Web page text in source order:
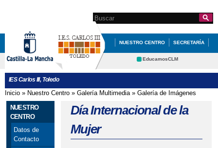
contenido
principal
Formulario de
búsqueda
Search this site
NUESTRO CENTRO SECRETARÍA
DOCUMENTACIÓN INFÓRMATE
REVISTA DEL IES CARLOS III
EducamosCLM
Deportes CRFP
Contacto
IES Carlos III, Toledo
Se encuentra usted aquí
Inicio » Nuestro Centro » Galería Multimedia» Galería de Imágenes
NUESTRO
CENTRO
Datos de
Contacto
Día Internacional de la
Mujer